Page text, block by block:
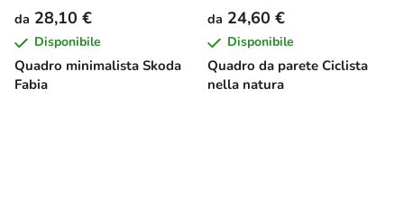
Quadro minimalista Skoda
Fabia
da 28,10 €
Disponibile
Quadro da parete Ciclista
nella natura
da 24,60 €
Disponibile